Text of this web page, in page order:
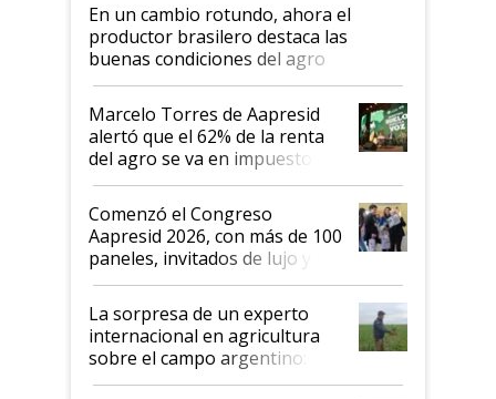
En un cambio rotundo, ahora el
productor brasilero destaca las
buenas condiciones del agro
argentino para invertir: "Los veo
más motivados"
Marcelo Torres de Aapresid
alertó que el 62% de la renta
del agro se va en impuestos:
"No es bueno que en
Argentina se sigan discutiendo
las mismas cosas de hace 50
años"
Comenzó el Congreso
Aapresid 2026, con más de 100
paneles, invitados de lujo y
todas las tendencias
La sorpresa de un experto
internacional en agricultura
sobre el campo argentino:
"Estoy muy impresionado"